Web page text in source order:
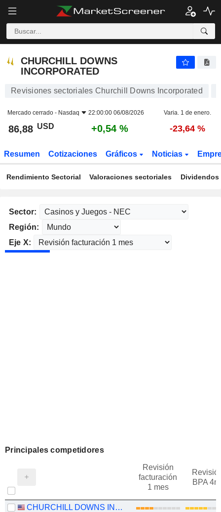
CHURCHILL DOWNS
INCORPORATED
Revisiones sectoriales Churchill Downs Incorporated
Mercado cerrado - Nasdaq 22:00:00 06/08/2026 Varia. 1 de enero.
86,88 USD +0,54 % -23,64 %
Resumen Cotizaciones Gráficos Noticias
Rendimiento Sectorial Valoraciones sectoriales
Sector:
Región:
Eje X:
Principales competidores
Revisión
facturación
1 mes
BPA
CHURCHILL DOWNS INCORPORATED